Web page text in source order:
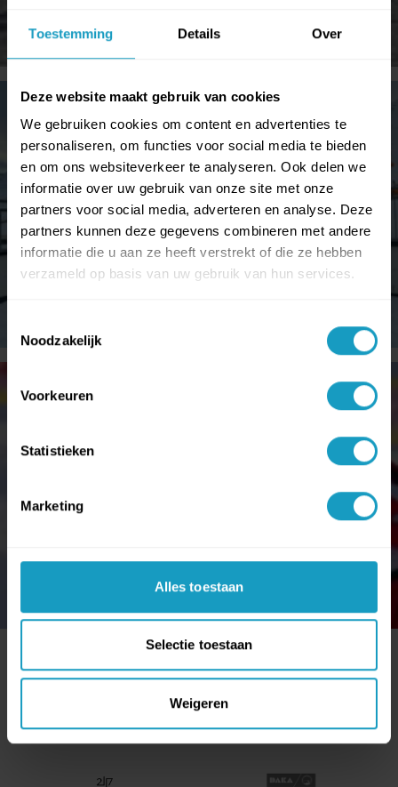
Toestemming Details Over
Deze website maakt gebruik van cookies
We gebruiken cookies om content en advertenties te
personaliseren, om functies voor social media te bieden
en om ons websiteverkeer te analyseren. Ook delen we
informatie over uw gebruik van onze site met onze
partners voor social media, adverteren en analyse. Deze
partners kunnen deze gegevens combineren met andere
informatie die u aan ze heeft verstrekt of die ze hebben
verzameld op basis van uw gebruik van hun services.
Noodzakelijk
Voorkeuren
Statistieken
Marketing
Alles toestaan
Selectie toestaan
Weigeren
ONZE PARTNERS